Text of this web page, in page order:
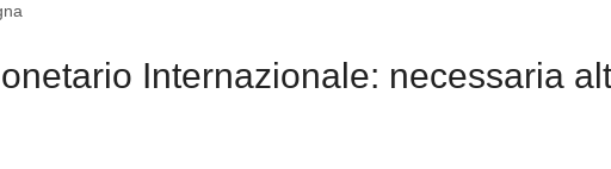
Internazionale: necessaria